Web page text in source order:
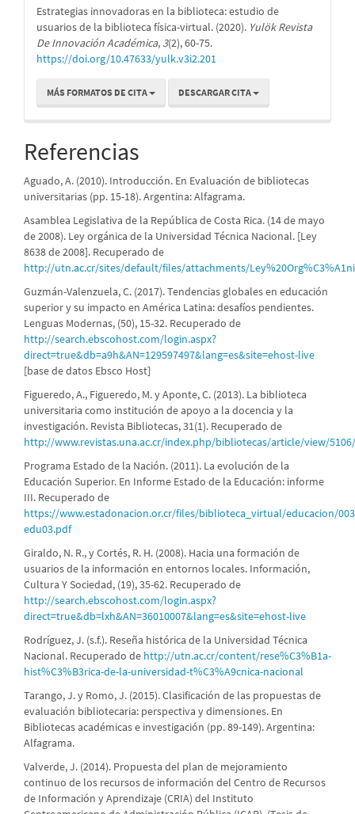
Estrategias innovadoras en la biblioteca: estudio de
usuarios de la biblioteca física-virtual. (2020). Yulök Revista
De Innovación Académica, 3(2), 60-75.
https://doi.org/10.47633/yulk.v3i2.201
MÁS FORMATOS DE CITA DESCARGAR CITA
Referencias
Aguado, A. (2010). Introducción. En Evaluación de bibliotecas
universitarias (pp. 15-18). Argentina: Alfagrama.
Asamblea Legislativa de la República de Costa Rica. (14 de mayo
de 2008). Ley orgánica de la Universidad Técnica Nacional. [Ley
8638 de 2008]. Recuperado de
http://utn.ac.cr/sites/default/files/attachments/
Guzmán-Valenzuela, C. (2017). Tendencias globales en educación
superior y su impacto en América Latina: desafíos pendientes.
Lenguas Modernas, (50), 15-32. Recuperado de
http://search.ebscohost.com/login.aspx?
direct=true&db=a9h&AN=129597497&lang=es&site=ehost-live
[base de datos Ebsco Host]
Figueredo, A., Figueredo, M. y Aponte, C. (2013). La biblioteca
universitaria como institución de apoyo a la docencia y la
investigación. Revista Bibliotecas, 31(1). Recuperado de
http://www.revistas.una.ac.cr/index.php/bibliotecas/article/view/
Programa Estado de la Nación. (2011). La evolución de la
Educación Superior. En Informe Estado de la Educación: informe
III. Recuperado de
https://www.estadonacion.or.cr/files/biblioteca_virtual/educacion/
edu03.pdf
Giraldo, N. R., y Cortés, R. H. (2008). Hacia una formación de
usuarios de la información en entornos locales. Información,
Cultura Y Sociedad, (19), 35-62. Recuperado de
http://search.ebscohost.com/login.aspx?
direct=true&db=lxh&AN=36010007&lang=es&site=ehost-live
Rodríguez, J. (s.f.). Reseña histórica de la Universidad Técnica
Nacional. Recuperado de http://utn.ac.cr/content/rese%C3%B1a-
hist%C3%B3rica-de-la-universidad-t%C3%A9cnica-nacional
Tarango, J. y Romo, J. (2015). Clasificación de las propuestas de
evaluación bibliotecaria: perspectiva y dimensiones. En
Bibliotecas académicas e investigación (pp. 89-149). Argentina:
Alfagrama.
Valverde, J. (2014). Propuesta del plan de mejoramiento
continuo de los recursos de información del Centro de Recursos
de Información y Aprendizaje (CRIA) del Instituto